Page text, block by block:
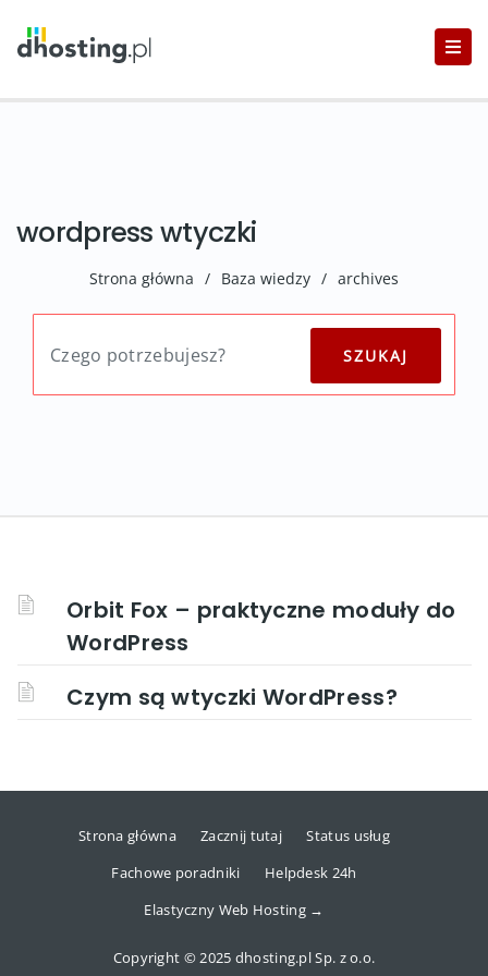
wordpress wtyczki
Strona główna / Baza wiedzy / archives
Orbit Fox – praktyczne moduły do
WordPress
Czym są wtyczki WordPress?
Strona główna Zacznij tutaj
Status usług
Fachowe poradniki
Helpdesk 24h
Elastyczny Web Hosting →
Copyright © 2025 dhosting.pl Sp. z o.o.